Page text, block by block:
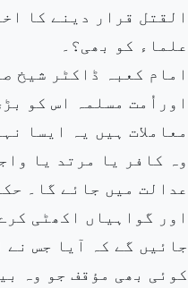
القتل قرار دینے کا
علماء کو بھی؟۔
امام کعبہ ڈاکٹر شیخ
اوراُمت مسلمہ اس کو
معاملات ہیں یہ ایسا
وہ کافر یا مرتد یا
عدالت میں جائے گا۔
اور گواہیاں اکھٹی
جائیں گے کہ آیا جس
کوئی بھی مؤقف جو وہ